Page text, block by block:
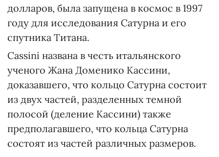
долларов, была запущена в космос в 1997
году для исследования Сатурна и его
спутника Титана.
Cassini названа в честь итальянского
ученого Жана Доменико Кассини,
доказавшего, что кольцо Сатурна состоит
из двух частей, разделенных темной
полосой (деление Кассини) также
предполагавшего, что кольца Сатурна
состоят из частей различных размеров.